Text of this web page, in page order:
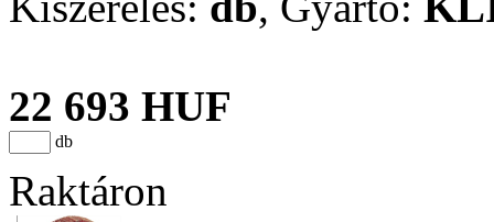
22 693 HUF
db
Raktáron